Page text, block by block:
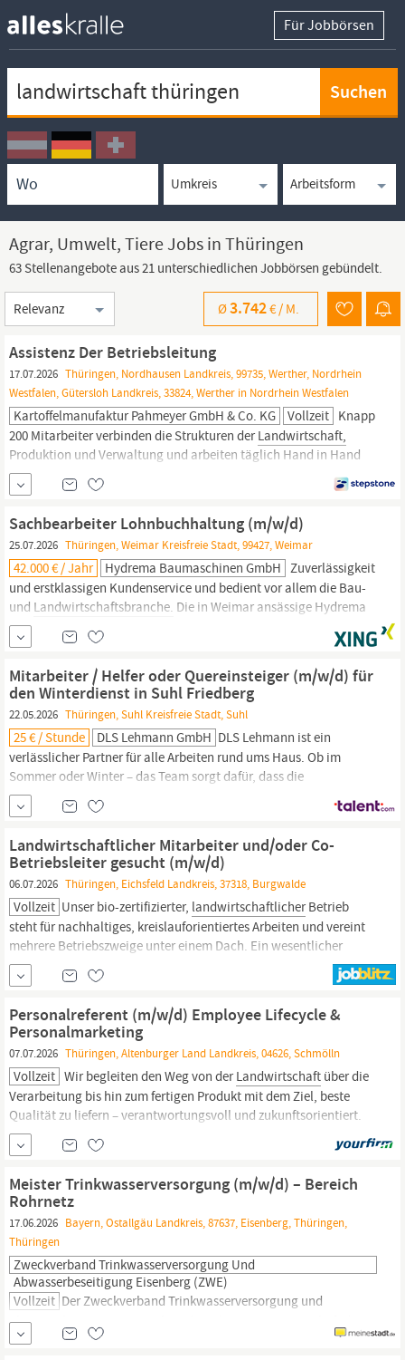
Für Jobbörsen
Ortssuche
Umkreissuche
Arbeitsform
Agrar, Umwelt, Tiere Jobs in Thüringen
63 Stellenangebote aus 21 unterschiedlichen Jobbörsen gebündelt.
Sortierung
Ø3.742€ / M.
Assistenz Der Betriebsleitung
17.07.2026 Thüringen, Nordhausen Landkreis, 99735, Werther, Nordrhein
Westfalen, Gütersloh Landkreis, 33824, Werther in Nordrhein Westfalen
Kartoffelmanufaktur Pahmeyer GmbH & Co. KG Vollzeit Knapp
200 Mitarbeiter verbinden die Struk­turen derLandwirtschaft,
Produktion und Verwaltung und arbeiten täglich Hand in Hand
an höchster Qualität. Für die Kartoffelmanufaktur Pahmeyer
suchen wir in Vollzeit einen motivierten Teamplayer als: Assistenz
der Betriebsleitung (m/w/d) in Vollzeit Ab sofort in 33824 Werther
(Westf.) Unterstützung bei der
Sachbearbeiter Lohnbuchhaltung (m/w/d)
25.07.2026 Thüringen, Weimar Kreisfreie Stadt, 99427, Weimar
42.000 € / Jahr Hydrema Baumaschinen GmbH Zuverlässigkeit
und erstklassigen Kundenservice und bedient vor allem die Bau-
und Landwirtschaftsbranche. Die in Weimar ansässige Hydrema
Baumaschinen GmbH ist verantwortlich für den Vertrieb, Service
und Kundensupport der Hydrema-Produkte in Deutschland und
steht für Qualität, Kundennähe und umfassenden Service in der
Branche.
Mitarbeiter / Helfer oder Quereinsteiger (m/w/d) für
den Winterdienst in Suhl Friedberg
22.05.2026 Thüringen, Suhl Kreisfreie Stadt, Suhl
25 € / Stunde DLS Lehmann GmbH DLS Lehmann ist ein
verlässlicher Partner für alle Arbeiten rund ums Haus. Ob im
Sommer oder Winter – das Team sorgt dafür, dass die
Außenflächen stets in einwandfreiem Zustand sind. Mit dem
Hausmeisterservice für
sowie Nord- und Südhessen
profitieren die Kunden von erfahrenen Fachkräften, moderner und
effizienter Technik sowie umfangreichem...
Landwirtschaftlicher Mitarbeiter und/oder Co-
Betriebsleiter gesucht (m/w/d)
06.07.2026 Thüringen, Eichsfeld Landkreis, 37318, Burgwalde
Vollzeit Unser bio-zertifizierter, landwirtschaftlicherBetrieb
steht für nachhaltiges, kreislauforientiertes Arbeiten und vereint
mehrere Betriebszweige unter einem Dach. Ein wesentlicher
Bestandteil ist unsere Aberdeen-Angus Mutterkuh-Herde inklusive
der Aufzucht unserer Mastbullen zur Fleischgewinnung im
eigenen Schlachthaus, sowie die
Personalreferent (m/w/d) Employee Lifecycle &
Personalmarketing
07.07.2026 Thüringen, Altenburger Land Landkreis, 04626, Schmölln
Vollzeit Wir begleiten den Weg von derLandwirtschaft über die
Verarbeitung bis hin zum fertigen Produkt mit dem Ziel, beste
Qualität zu liefern – verantwortungsvoll und zukunftsorientiert.
AGRIAL ist eine Genossenschaft, die auf Solidarität, Nähe,
Nachhaltigkeit und Mut setzt. Wir leben eine
Meister Trinkwasserversorgung (m/w/d) – Bereich
Rohrnetz
17.06.2026 Bayern, Ostallgäu Landkreis, 87637, Eisenberg, Thüringen,
Thüringen
Zweckverband Trinkwasserversorgung Und
Abwasserbeseitigung Eisenberg (ZWE)
Vollzeit Der Zweckverband Trinkwasserversorgung und
Abwasserbeseitigung Eisenberg (ZWE) ist eine Körperschaft des
öffentlichen Rechts mit Sitz in Eisenberg. Wir versorgen die